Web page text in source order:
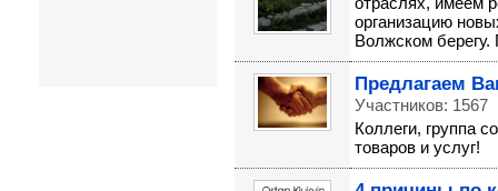
организацию
Волжском
Предлагаем
Участников: 1567
Коллеги, группа
товаров и услуг!